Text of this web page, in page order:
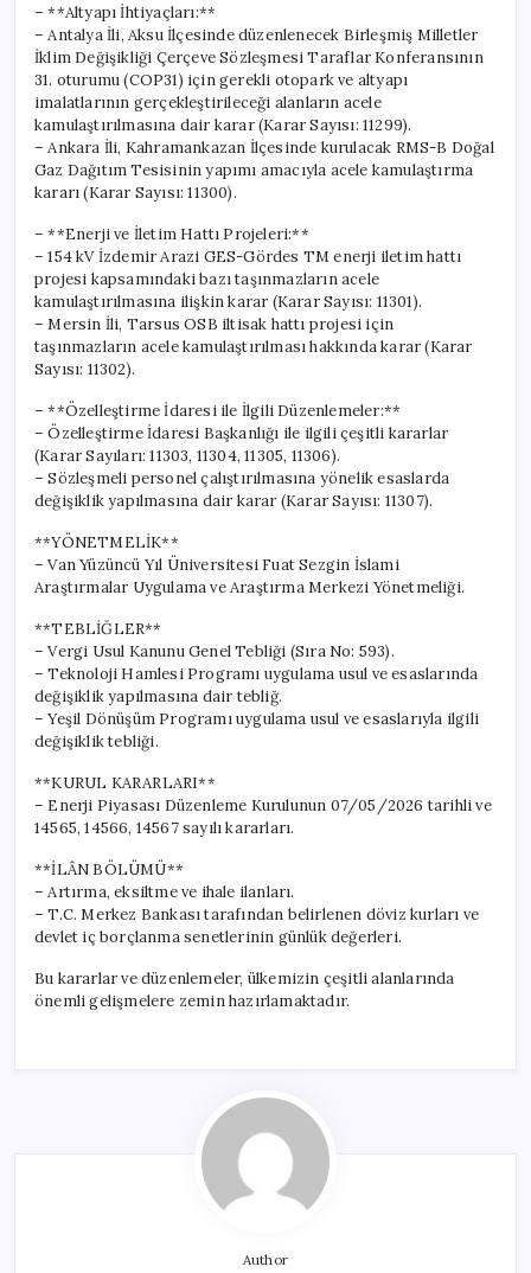
– **Altyapı İhtiyaçları:**
– Antalya İli, Aksu İlçesinde düzenlenecek Birleşmiş Milletler
İklim Değişikliği Çerçeve Sözleşmesi Taraflar Konferansının
31. oturumu (COP31) için gerekli otopark ve altyapı
imalatlarının gerçekleştirileceği alanların acele
kamulaştırılmasına dair karar (Karar Sayısı: 11299).
– Ankara İli, Kahramankazan İlçesinde kurulacak RMS-B Doğal
Gaz Dağıtım Tesisinin yapımı amacıyla acele kamulaştırma
kararı (Karar Sayısı: 11300).
– **Enerji ve İletim Hattı Projeleri:**
– 154 kV İzdemir Arazi GES-Gördes TM enerji iletim hattı
projesi kapsamındaki bazı taşınmazların acele
kamulaştırılmasına ilişkin karar (Karar Sayısı: 11301).
– Mersin İli, Tarsus OSB iltisak hattı projesi için
taşınmazların acele kamulaştırılması hakkında karar (Karar
Sayısı: 11302).
– **Özelleştirme İdaresi ile İlgili Düzenlemeler:**
– Özelleştirme İdaresi Başkanlığı ile ilgili çeşitli kararlar
(Karar Sayıları: 11303, 11304, 11305, 11306).
– Sözleşmeli personel çalıştırılmasına yönelik esaslarda
değişiklik yapılmasına dair karar (Karar Sayısı: 11307).
**YÖNETMELİK**
– Van Yüzüncü Yıl Üniversitesi Fuat Sezgin İslami
Araştırmalar Uygulama ve Araştırma Merkezi Yönetmeliği.
**TEBLİĞLER**
– Vergi Usul Kanunu Genel Tebliği (Sıra No: 593).
– Teknoloji Hamlesi Programı uygulama usul ve esaslarında
değişiklik yapılmasına dair tebliğ.
– Yeşil Dönüşüm Programı uygulama usul ve esaslarıyla ilgili
değişiklik tebliği.
**KURUL KARARLARI**
– Enerji Piyasası Düzenleme Kurulunun 07/05/2026 tarihli ve
14565, 14566, 14567 sayılı kararları.
**İLÂN BÖLÜMÜ**
– Artırma, eksiltme ve ihale ilanları.
– T.C. Merkez Bankası tarafından belirlenen döviz kurları ve
devlet iç borçlanma senetlerinin günlük değerleri.
Bu kararlar ve düzenlemeler, ülkemizin çeşitli alanlarında
önemli gelişmelere zemin hazırlamaktadır.
Author